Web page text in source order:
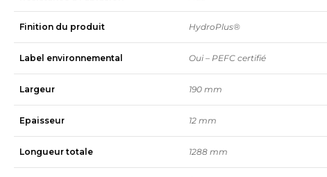
Finition du produit HydroPlus®
Label environnemental Oui – PEFC certifié
Largeur 190 mm
Epaisseur 12 mm
Longueur totale 1288 mm